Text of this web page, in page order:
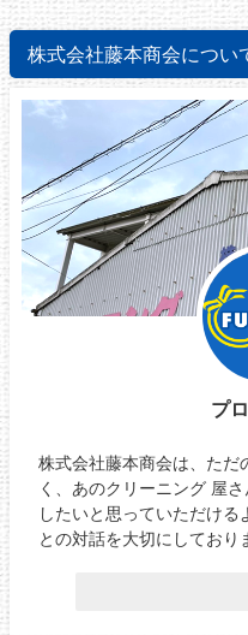
株式会社藤本商会につい
プ
株式会社藤本商会は、ただ
く、あのクリーニング 屋
したいと思っていただけ
との対話を大切にしており